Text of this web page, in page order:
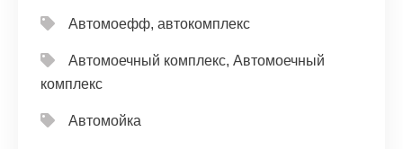
Автомоефф, автокомплекс
Автомоечный комплекс, Автомоечный
комплекс
Автомойка